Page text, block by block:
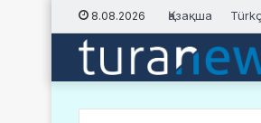
8.08.2026 Қазақша